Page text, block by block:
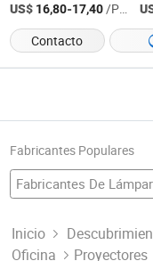
US$ 16,80-17,40/Pieza
Contacto
Fabricantes Populares
Fabricantes De
Fábrica De Proyector
Reproductor Mp4
Inicio
Oficina
Proyectores